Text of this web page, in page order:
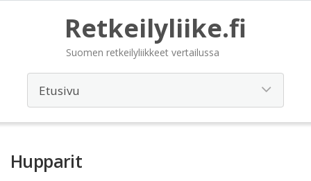
Retkeilyliike.fi
Suomen retkeilyliikkeet vertailussa
Hupparit